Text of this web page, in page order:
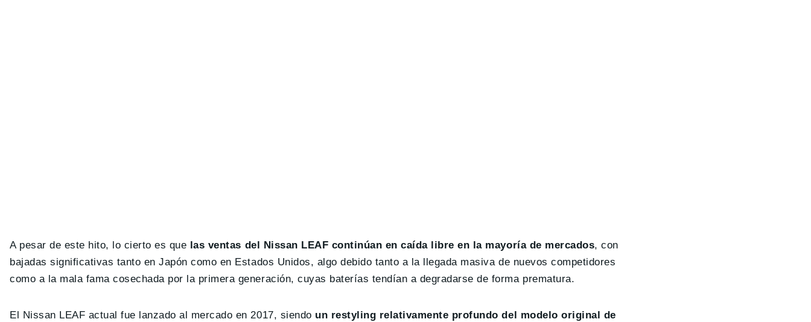
A pesar de este hito, lo cierto es que las ventas del Nissan LEAF continúan en caída libre en la mayoría de mercados, con
bajadas significativas tanto en Japón como en Estados Unidos, algo debido tanto a la llegada masiva de nuevos competidores
como a la mala fama cosechada por la primera generación, cuyas baterías tendían a degradarse de forma prematura.
El Nissan LEAF actual fue lanzado al mercado en 2017, siendo un restyling relativamente profundo del modelo original de